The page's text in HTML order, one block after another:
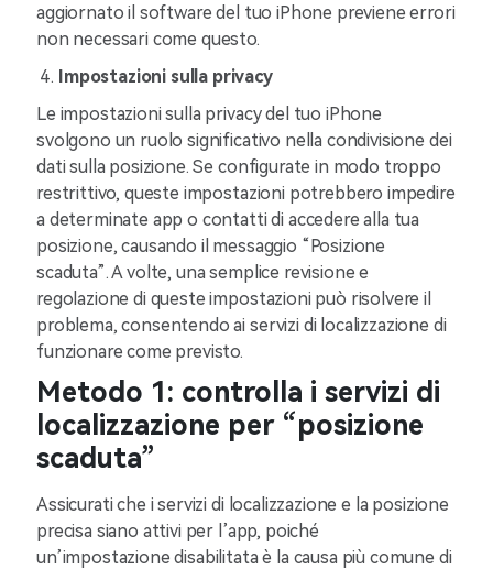
aggiornato il software del tuo iPhone previene errori
non necessari come questo.
Impostazioni sulla privacy
Le impostazioni sulla privacy del tuo iPhone
svolgono un ruolo significativo nella condivisione dei
dati sulla posizione. Se configurate in modo troppo
restrittivo, queste impostazioni potrebbero impedire
a determinate app o contatti di accedere alla tua
posizione, causando il messaggio “Posizione
scaduta”. A volte, una semplice revisione e
regolazione di queste impostazioni può risolvere il
problema, consentendo ai servizi di localizzazione di
funzionare come previsto.
Metodo 1: controlla i servizi di
localizzazione per “posizione
scaduta”
Assicurati che i servizi di localizzazione e la posizione
precisa siano attivi per l’app, poiché
un’impostazione disabilitata è la causa più comune di